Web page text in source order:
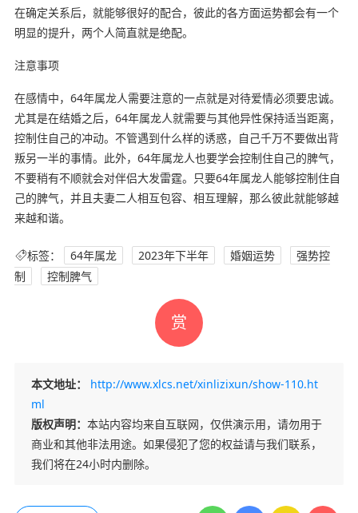
在确定关系后，就能够很好的配合，彼此的各方面运势都会有一个
明显的提升，两个人简直就是绝配。
注意事项
在感情中，64年属龙人需要注意的一点就是对待爱情必须要忠诚。
尤其是在结婚之后，64年属龙人就需要与其他异性保持适当距离，
控制住自己的冲动。不管遇到什么样的诱惑，自己千万不要做出背
叛另一半的事情。此外，64年属龙人也要学会控制住自己的脾气，
不要稍有不顺就会对伴侣大发雷霆。只要64年属龙人能够控制住自
己的脾气，并且夫妻二人相互包容、相互理解，那么彼此就能够越
来越和谐。
标签： 64年属龙 2023年下半年 婚姻运势
强势控
制
控制脾气
赏
本文地址：
http://www.xlcs.net/xinlizixun/show-110.ht
ml
版权声明： 本站内容均来自互联网，仅供演示用，请勿用于
商业和其他非法用途。如果侵犯了您的权益请与我们联系，
我们将在24小时内删除。